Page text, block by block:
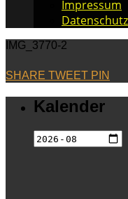
Impressum
Datenschutz
IMG_3770-2
SHARE TWEET PIN
Kalender